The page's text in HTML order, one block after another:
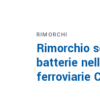
RIMORCHI
Rimorchio
batterie
ferroviarie